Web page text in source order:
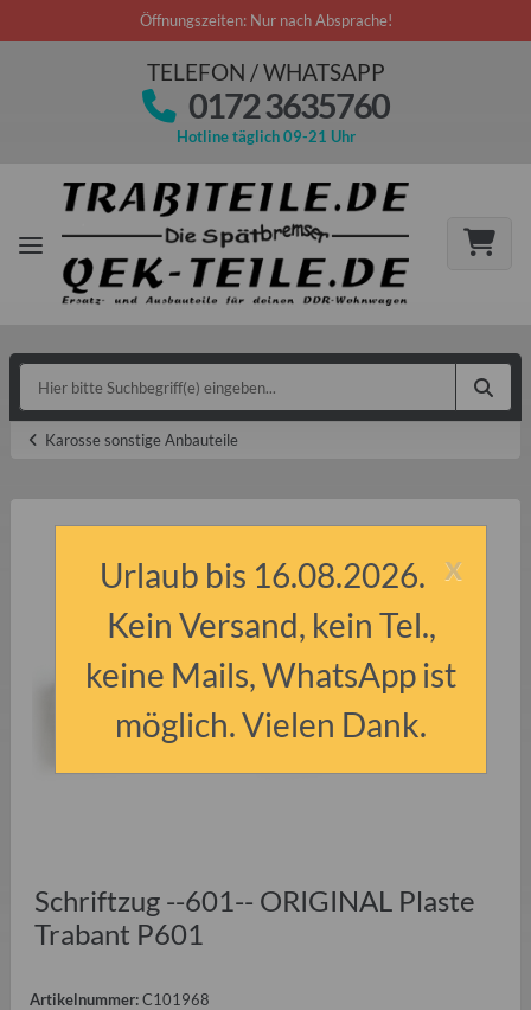
Öffnungszeiten: Nur nach Absprache!
TELEFON / WHATSAPP
0172 3635760
Hotline täglich 09-21 Uhr
Karosse sonstige Anbauteile
Schriftzug --601-- ORIGINAL Plaste
Trabant P601
Artikelnummer:C101968
x
Urlaub bis 16.08.2026.
Kein Versand, kein Tel.,
keine Mails, WhatsApp ist
möglich. Vielen Dank.